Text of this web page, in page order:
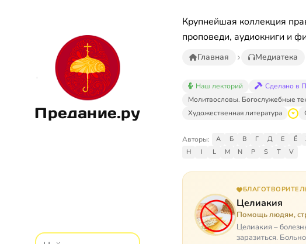
Предание.ру
Крупнейшая коллекция
проповеди, аудиокниги и
Главная Медиатека
Наш лекторий Сделано в
Молитвословы. Богослужебные
Художественная литература
Авторы: А Б В Г Д Е Ё
H
I L M N P S T V
Целиакия
Помощь людям,
Целиакия –
заразиться.